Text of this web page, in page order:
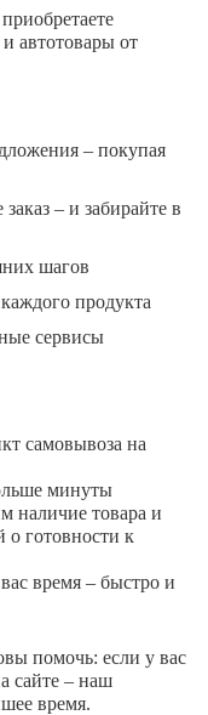
автотовары от
– покупая
– и забирайте в
шагов
продукта
сервисы
самовывоза на
минуты
наличие товара и
готовности к
время – быстро и
помочь: если у вас
сайте – наш
время.